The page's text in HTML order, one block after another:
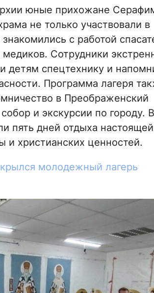
юные прихожане
не только участвовали в
с работой
Сотрудники
детям спецтехнику и
Программа лагеря
в Преображенский
и экскурсии по городу. В
пять дней отдыха настоящей
и христианских ценностей.
молодежный лагерь